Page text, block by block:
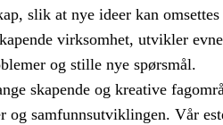
slik at nye ideer kan
virksomhet, utvikler
og stille nye spørsmål.
skapende og kreative
og samfunnsutviklingen. Vår